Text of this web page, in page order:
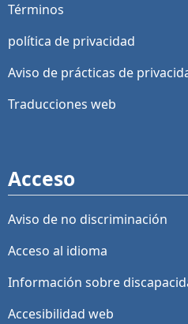
Términos
política de privacidad
Aviso de prácticas de
Traducciones web
Acceso
Aviso de no discriminación
Acceso al idioma
Información sobre
Accesibilidad web